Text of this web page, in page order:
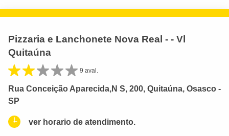
Pizzaria e Lanchonete Nova Real - - Vl
Quitaúna
9 aval.
Rua Conceição Aparecida,N S, 200, Quitaúna, Osasco -
SP
ver horario de atendimento.